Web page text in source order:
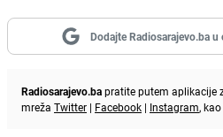
Dodajte Radiosarajevo.ba
Radiosarajevo.bapratite putem aplikacije
mreža Twitter | Facebook | Instagram,